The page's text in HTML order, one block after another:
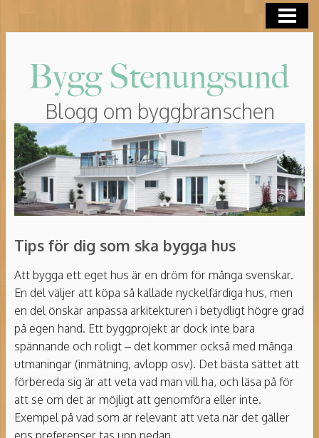
Blogg om byggbranschen
Tips för dig som ska bygga hus
Att bygga ett eget hus är en dröm för många svenskar.
En del väljer att köpa så kallade nyckelfärdiga hus, men
en del önskar anpassa arkitekturen i betydligt högre grad
på egen hand. Ett byggprojekt är dock inte bara
spännande och roligt – det kommer också med många
utmaningar (inmätning, avlopp osv). Det bästa sättet att
förbereda sig är att veta vad man vill ha, och läsa på för
att se om det är möjligt att genomföra eller inte.
Exempel på vad som är relevant att veta när det gäller
ens preferenser tas upp nedan.